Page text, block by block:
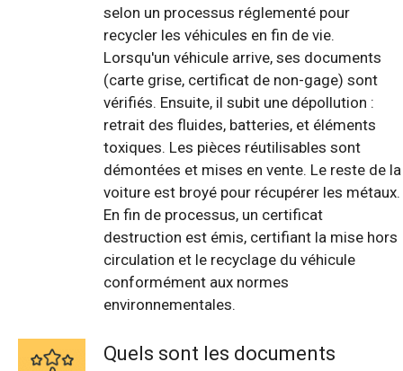
selon un processus réglementé pour
recycler les véhicules en fin de vie.
Lorsqu'un véhicule arrive, ses documents
(carte grise, certificat de non-gage) sont
vérifiés. Ensuite, il subit une dépollution :
retrait des fluides, batteries, et éléments
toxiques. Les pièces réutilisables sont
démontées et mises en vente. Le reste de la
voiture est broyé pour récupérer les métaux.
En fin de processus, un certificat
destruction est émis, certifiant la mise hors
circulation et le recyclage du véhicule
conformément aux normes
environnementales.
Quels sont les documents